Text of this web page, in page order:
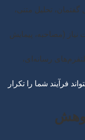
تحلیل متنی،
نیاز (مصاحبه، پیمایش
رسانه‌ای،
فرآیند شما را تکرار